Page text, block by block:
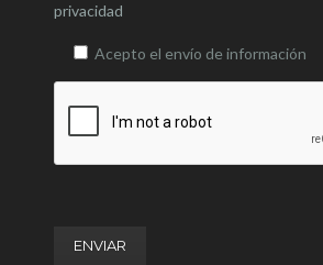
privacidad
Acepto el envío de información